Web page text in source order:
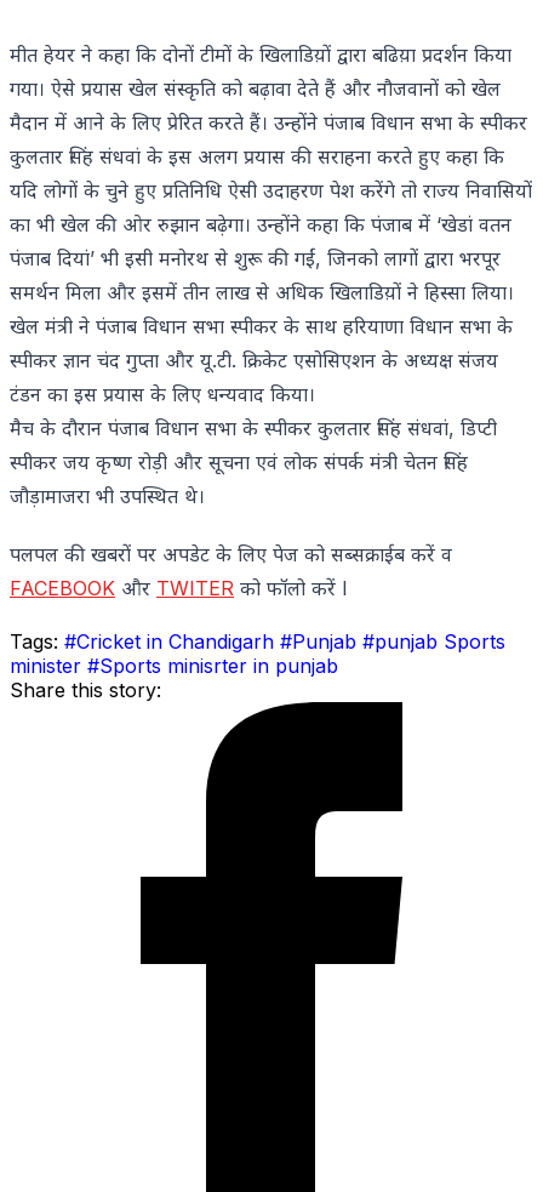
मीत हेयर ने कहा कि दोनों टीमों के खिलाडिय़ों द्वारा बढिय़ा प्रदर्शन किया
गया। ऐसे प्रयास खेल संस्कृति को बढ़ावा देते हैं और नौजवानों को खेल
मैदान में आने के लिए प्रेरित करते हैं। उन्होंने पंजाब विधान सभा के स्पीकर
कुलतार सिंह संधवां के इस अलग प्रयास की सराहना करते हुए कहा कि
यदि लोगों के चुने हुए प्रतिनिधि ऐसी उदाहरण पेश करेंगे तो राज्य निवासियों
का भी खेल की ओर रुझान बढ़ेगा। उन्होंने कहा कि पंजाब में ‘खेडां वतन
पंजाब दियां’ भी इसी मनोरथ से शुरू की गईं, जिनको लागों द्वारा भरपूर
समर्थन मिला और इसमें तीन लाख से अधिक खिलाडिय़ों ने हिस्सा लिया।
खेल मंत्री ने पंजाब विधान सभा स्पीकर के साथ हरियाणा विधान सभा के
स्पीकर ज्ञान चंद गुप्ता और यू.टी. क्रिकेट एसोसिएशन के अध्यक्ष संजय
टंडन का इस प्रयास के लिए धन्यवाद किया।
मैच के दौरान पंजाब विधान सभा के स्पीकर कुलतार सिंह संधवां, डिप्टी
स्पीकर जय कृष्ण रोड़ी और सूचना एवं लोक संपर्क मंत्री चेतन सिंह
जौड़ामाजरा भी उपस्थित थे।
पलपल की खबरों पर अपडेट के लिए पेज को सब्सक्राईब करें व
FACEBOOK और TWITER को फॉलो करें l
Tags: #Cricket in Chandigarh #Punjab #punjab Sports
minister #Sports minisrter in punjab
Share this story: